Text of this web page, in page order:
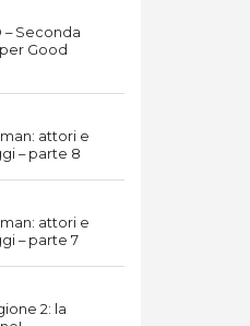
– Seconda
Good
attori e
– parte 8
attori e
– parte 7
2: la